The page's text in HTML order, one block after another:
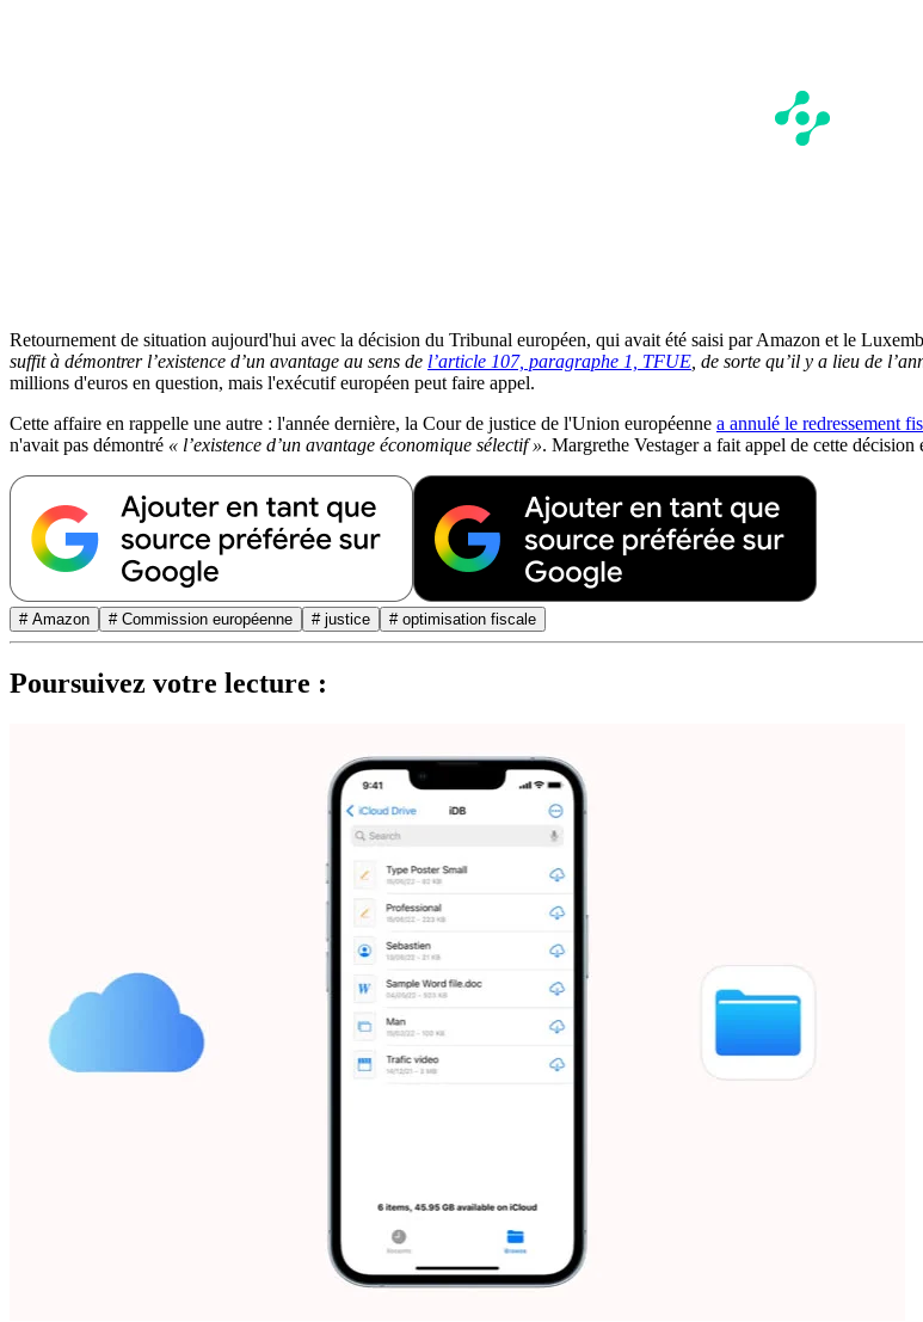
Retournement de situation aujourd'hui avec la décision du Tribunal européen, qui avait été saisi par Amazon et le
suffit à démontrer l’existence d’un avantage au sens de l’article 107, paragraphe 1, TFUE , de sorte qu’il y a lieu de
millions d'euros en question, mais l'exécutif européen peut faire appel.
Cette affaire en rappelle une autre : l'année dernière, la Cour de justice de l'Union européenne a annulé le redressement
n'avait pas démontré « l’existence d’un avantage économique sélectif ». Margrethe Vestager a fait appel de cette
# Amazon # Commission européenne # justice # optimisation fiscale
Poursuivez votre lecture :